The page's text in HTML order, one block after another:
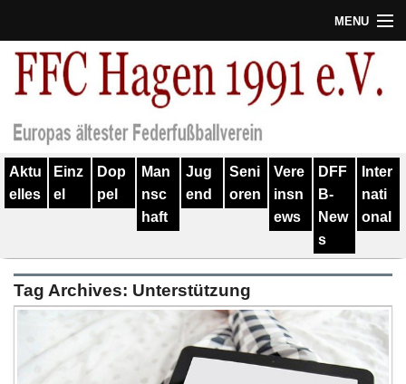
MENU
Termine
Verein
Geschichte
Training
Spieler
Aktu
elles
Einz
el
Dop
pel
Man
nsc
haft
Jug
end
Seni
oren
Vere
insn
ews
DFF
B-
New
s
Inter
nati
onal
Tag Archives: Unterstützung